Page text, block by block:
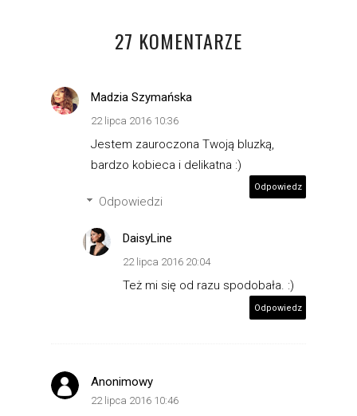
27 KOMENTARZE
Madzia Szymańska
22 lipca 2016 10:36
Jestem zauroczona Twoją bluzką,
bardzo kobieca i delikatna :)
Odpowiedz
Odpowiedzi
DaisyLine
22 lipca 2016 20:04
Też mi się od razu spodobała. :)
Odpowiedz
Anonimowy
22 lipca 2016 10:46